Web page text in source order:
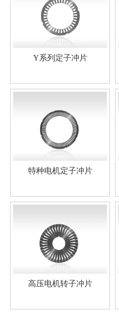
Y系列定子冲片
特种电机定子冲片
高压电机转子冲片